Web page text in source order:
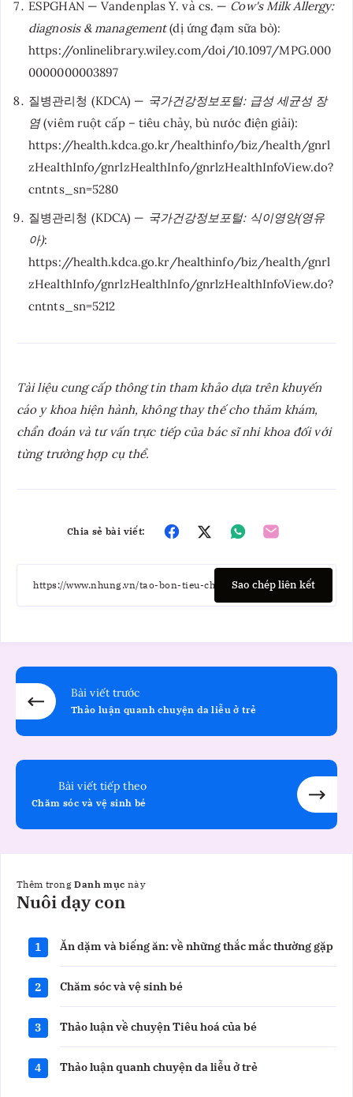
ESPGHAN — Vandenplas Y. và cs. — Cow's Milk Allergy:
diagnosis & management(dị ứng đạm sữa bò):
https://onlinelibrary.wiley.com/doi/10.1097/MPG.000
0000000003897
질병관리청 (KDCA) — 국가건강정보포털: 급성 세균성 장
염(viêm ruột cấp – tiêu chảy, bù nước điện giải):
https://health.kdca.go.kr/healthinfo/biz/health/gnrl
zHealthInfo/gnrlzHealthInfo/gnrlzHealthInfoView.do?
cntnts_sn=5280
질병관리청 (KDCA) — 국가건강정보포털: 식이영양(영유
아):
https://health.kdca.go.kr/healthinfo/biz/health/gnrl
zHealthInfo/gnrlzHealthInfo/gnrlzHealthInfoView.do?
cntnts_sn=5212
Tài liệu cung cấp thông tin tham khảo dựa trên khuyến
cáo y khoa hiện hành, không thay thế cho thăm khám,
chẩn đoán và tư vấn trực tiếp của bác sĩ nhi khoa đối với
từng trường hợp cụ thể.
Chia sẻ bài viết:
Sao chép liên kết
Bài viết trước
Thảo luận quanh chuyện da liễu ở trẻ
Bài viết tiếp theo
Chăm sóc và vệ sinh bé
Thêm trongDanh mục này
Nuôi dạy con
Nuôi
dạy
1
Ăn dặm và biếng ăn: về những thắc mắc thường gặp
2 Chăm sóc và vệ sinh bé
3 Thảo luận về chuyện Tiêu hoá của bé
4 Thảo luận quanh chuyện da liễu ở trẻ